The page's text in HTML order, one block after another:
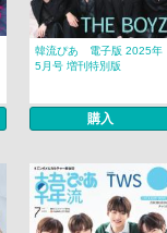
韓流ぴあ 電子版 2025年
5月号 増刊特別版
購入